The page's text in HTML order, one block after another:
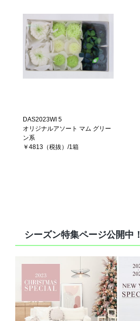
DAS2023WI 5
オリジナルアソート マム グリー
ン系
￥4813（税抜）/1箱
シーズン特集ページ公開中！